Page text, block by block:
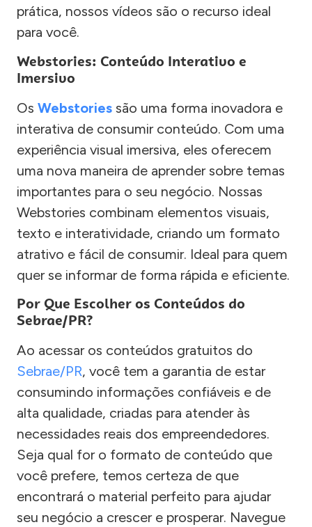
prática, nossos vídeos são o recurso ideal
para você.
Webstories: Conteúdo Interativo e
Imersivo
Os Webstories são uma forma inovadora e
interativa de consumir conteúdo. Com uma
experiência visual imersiva, eles oferecem
uma nova maneira de aprender sobre temas
importantes para o seu negócio. Nossas
Webstories combinam elementos visuais,
texto e interatividade, criando um formato
atrativo e fácil de consumir. Ideal para quem
quer se informar de forma rápida e eficiente.
Por Que Escolher os Conteúdos do
Sebrae/PR?
Ao acessar os conteúdos gratuitos do
Sebrae/PR, você tem a garantia de estar
consumindo informações confiáveis e de
alta qualidade, criadas para atender às
necessidades reais dos empreendedores.
Seja qual for o formato de conteúdo que
você prefere, temos certeza de que
encontrará o material perfeito para ajudar
seu negócio a crescer e prosperar. Navegue